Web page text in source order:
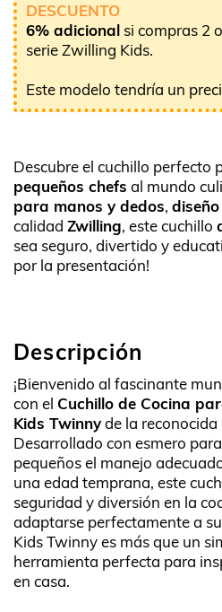
DESCUENTO
6% adicional si compras 2
serie Zwilling Kids.
Este modelo tendría un
Descubre el cuchillo perfecto
pequeños chefs al mundo
para manos y dedos,
calidad Zwilling, este cuchillo
sea seguro, divertido y
por la presentación!
Descripción
¡Bienvenido al fascinante
con el Cuchillo de Cocina
Kids Twinnyde la reconocida
Desarrollado con esmero
pequeños el manejo
una edad temprana, este
seguridad y diversión en la
adaptarse perfectamente a
Kids Twinny es más que un
herramienta perfecta para
en casa.